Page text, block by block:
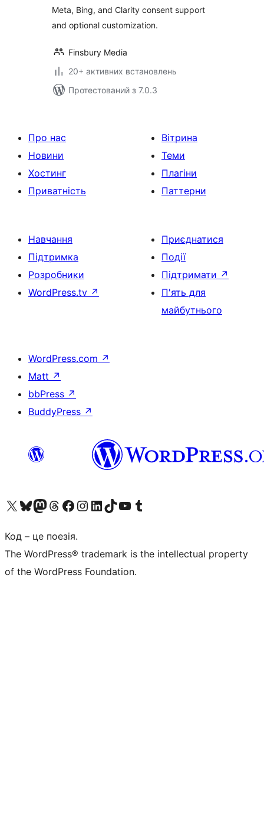
Meta, Bing, and Clarity consent support
and optional customization.
Finsbury Media
20+ активних встановлень
Протестований з 7.0.3
Про нас
Новини
Хостинг
Приватність
Вітрина
Теми
Плагіни
Паттерни
Навчання
Підтримка
Розробники
WordPress.tv ↗
Приєднатися
Події
Підтримати ↗
П'ять для
майбутнього
WordPress.com ↗
Matt ↗
bbPress ↗
BuddyPress ↗
Visit our X (formerly Twitter) account
Visit our Bluesky account
Завітайте до нашої стрічки в Mastodon
Visit our Threads account
Завітайте на нашу сторінку в Facebook
Visit our Instagram account
Visit our LinkedIn account
Visit our TikTok account
Visit our YouTube channel
Visit our Tumblr account
Код – це поезія.
The WordPress® trademark is the intellectual property
of the WordPress Foundation.